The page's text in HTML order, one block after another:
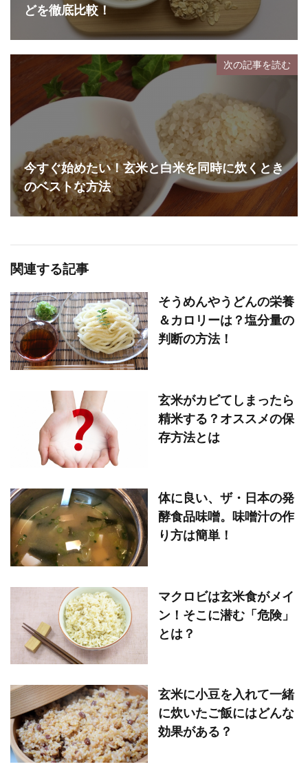
どを徹底比較！
次の記事を読む
今すぐ始めたい！玄米と白米を同時に炊くとき
のベストな方法
関連する記事
そうめんやうどんの栄養
＆カロリーは？塩分量の
判断の方法！
玄米がカビてしまったら
精米する？オススメの保
存方法とは
体に良い、ザ・日本の発
酵食品味噌。味噌汁の作
り方は簡単！
マクロビは玄米食がメイ
ン！そこに潜む「危険」
とは？
玄米に小豆を入れて一緒
に炊いたご飯にはどんな
効果がある？